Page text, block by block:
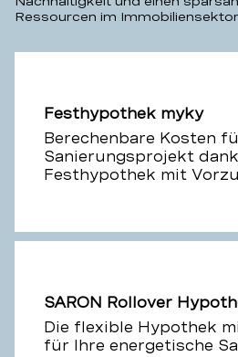
Ressourcen im Immobiliensektor.
Festhypothek myky
Berechenbare Kosten
Sanierungsprojekt
Festhypothek mit
SARON Rollover
Die flexible Hypothek
für Ihre energetische